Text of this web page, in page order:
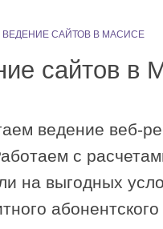
ВЕДЕНИЕ САЙТОВ В МАСИСЕ
сайтов в
ведение веб-
с
на выгодных
абонентского